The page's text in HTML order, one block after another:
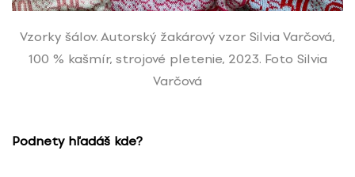
Vzorky šálov. Autorský žakárový vzor Silvia Varčová,
100 % kašmír, strojové pletenie, 2023. Foto Silvia
Varčová
Podnety hľadáš kde?